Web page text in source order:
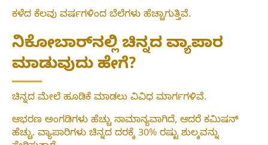
ಕಳೆದ ಕೆಲವು ವರ್ಷಗಳಿಂದ ಬೆಲೆಗಳು ಹೆಚ್ಚಾಗುತ್ತಿವೆ.
ನಿಕೋಬಾರ್‌ನಲ್ಲಿ ಚಿನ್ನದ ವ್ಯಾಪಾರ
ಮಾಡುವುದು ಹೇಗೆ?
ಚಿನ್ನದ ಮೇಲೆ ಹೂಡಿಕೆ ಮಾಡಲು ವಿವಿಧ ಮಾರ್ಗಗಳಿವೆ.
ಆಭರಣ ಅಂಗಡಿಗಳು ಹೆಚ್ಚು ಸಾಮಾನ್ಯವಾಗಿದೆ, ಆದರೆ ಕಮಿಷನ್
ಹೆಚ್ಚು. ವ್ಯಾಪಾರಿಗಳು ಚಿನ್ನದ ದರಕ್ಕೆ 30% ರಷ್ಟು ಶುಲ್ಕವನ್ನು